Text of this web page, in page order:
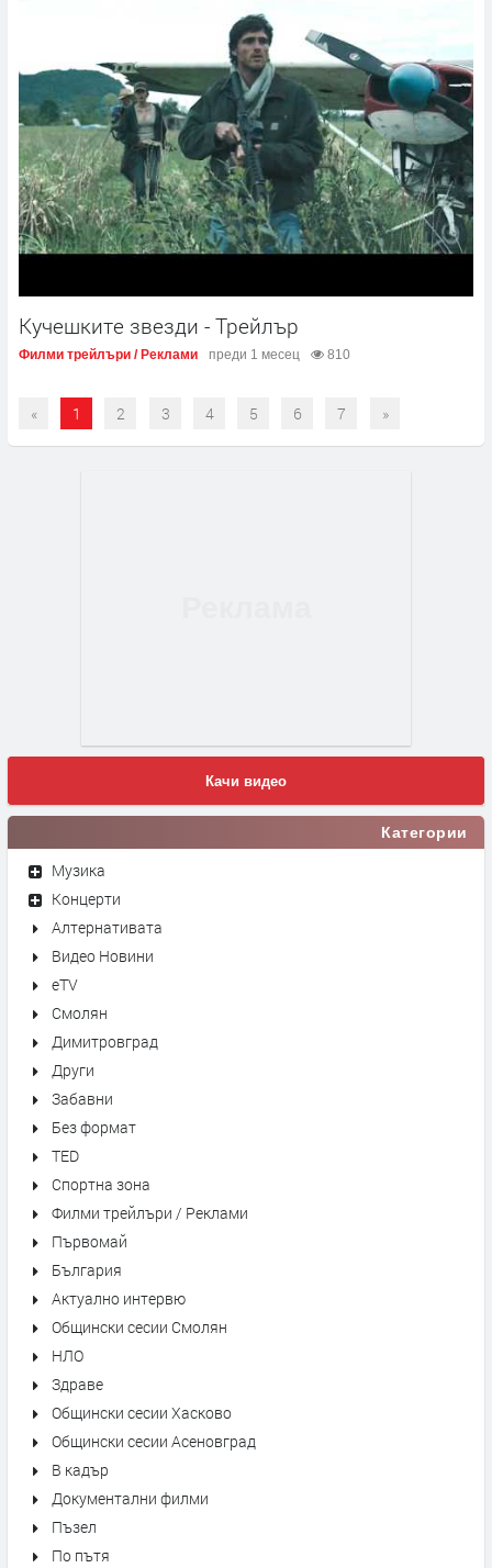
Кучешките звезди - Трейлър
Филми трейлъри / Реклами преди 1 месец 810
« 1 2 3 4 5 6 7 »
Качи видео
Категории
Музика
Концерти
Алтернативата
Видео Новини
eTV
Смолян
Димитровград
Други
Забавни
Без формат
TED
Спортна зона
Филми трейлъри / Реклами
Първомай
България
Актуално интервю
Общински сесии Смолян
НЛО
Здраве
Общински сесии Хасково
Общински сесии Асеновград
В кадър
Документални филми
Пъзел
По пътя